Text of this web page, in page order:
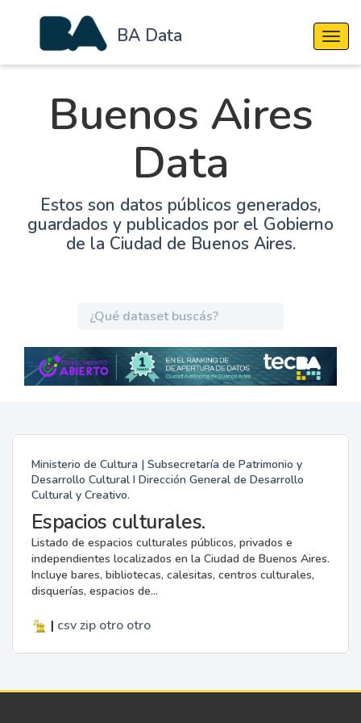
BA Data
Buenos Aires
Data
Estos son datos públicos generados,
guardados y publicados por el Gobierno
de la Ciudad de Buenos Aires.
Ministerio de Cultura | Subsecretaría de Patrimonio y
Desarrollo Cultural I Dirección General de Desarrollo
Cultural y Creativo.
Espacios culturales.
Listado de espacios culturales públicos, privados e
independientes localizados en la Ciudad de Buenos Aires.
Incluye bares, bibliotecas, calesitas, centros culturales,
disquerías, espacios de...
| csv zip otro otro